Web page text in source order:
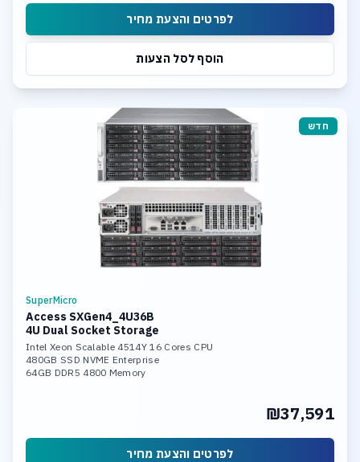
לפרטים והצעת מחיר
הוסף לסל הצעות
חדש
SuperMicro
Access SXGen4_4U36B
4U Dual Socket Storage
Intel Xeon Scalable 4514Y 16 Cores CPU
480GB SSD NVME Enterprise
64GB DDR5 4800 Memory
₪37,591
לפרטים והצעת מחיר